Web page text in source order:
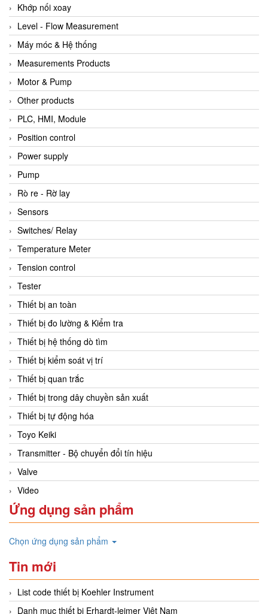
Khớp nối xoay
Level - Flow Measurement
Máy móc & Hệ thống
Measurements Products
Motor & Pump
Other products
PLC, HMI, Module
Position control
Power supply
Pump
Rò re - Rờ lay
Sensors
Switches/ Relay
Temperature Meter
Tension control
Tester
Thiết bị an toàn
Thiết bị đo lường & Kiểm tra
Thiết bị hệ thống dò tìm
Thiết bị kiểm soát vị trí
Thiết bị quan trắc
Thiết bị trong dây chuyền sản xuất
Thiết bị tự động hóa
Toyo Keiki
Transmitter - Bộ chuyển đổi tín hiệu
Valve
Video
Ứng dụng sản phẩm
Chọn ứng dụng sản phẩm
Tin mới
List code thiết bị Koehler Instrument
Danh mục thiết bị Erhardt-leimer Việt Nam